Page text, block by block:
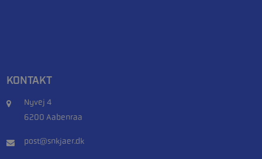
KONTAKT
Nyvej 4
6200 Aabenraa
post@snkjaer.dk